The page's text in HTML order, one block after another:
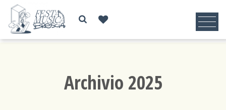
Archivio 2025